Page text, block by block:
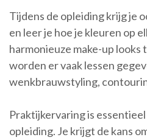
Tijdens de opleiding krijg je
en leer je hoe je kleuren op
harmonieuze make-up looks
worden er vaak lessen
wenkbrauwstyling,
Praktijkervaring is
opleiding. Je krijgt de kans